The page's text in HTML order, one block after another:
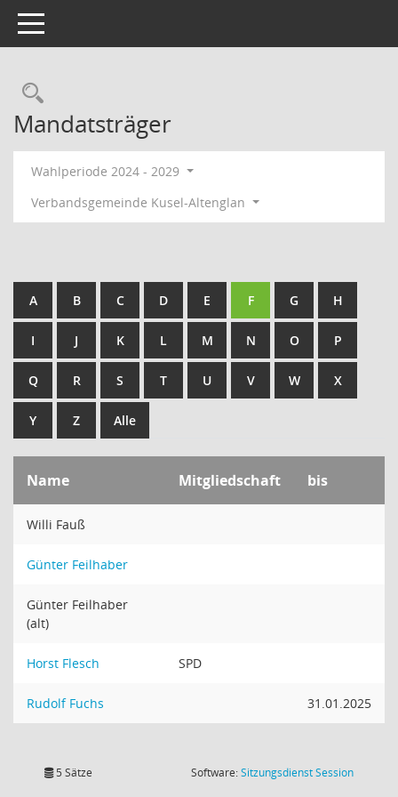
Toggle navigation
Rechercheauswahl
Mandatsträger
Wahlperiode 2024 - 2029
Verbandsgemeinde Kusel-Altenglan
A B C D E F G H
I J K L M N O P
Q R S T U V W X
Y Z Alle
Name Mitgliedschaft bis
Willi Fauß
Günter Feilhaber
Günter Feilhaber
(alt)
Horst Flesch SPD
Rudolf Fuchs 31.01.2025
5 Sätze Software:SitzungsdienstSession(Wird in